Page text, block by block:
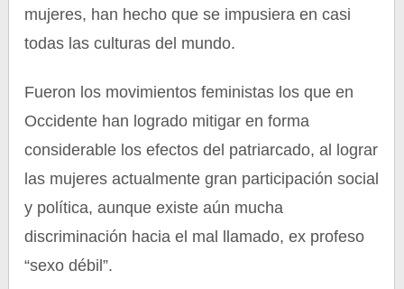
mujeres, han hecho que se impusiera en casi
todas las culturas del mundo.
Fueron los movimientos feministas los que en
Occidente han logrado mitigar en forma
considerable los efectos del patriarcado, al lograr
las mujeres actualmente gran participación social
y política, aunque existe aún mucha
discriminación hacia el mal llamado, ex profeso
“sexo débil”.